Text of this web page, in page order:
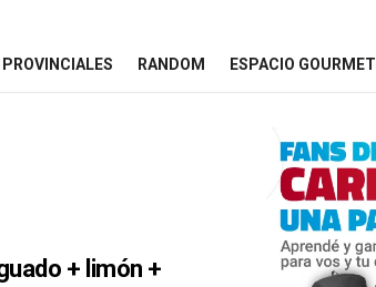
PROVINCIALES RANDOM ESPACIO GOURMET
+ limón +